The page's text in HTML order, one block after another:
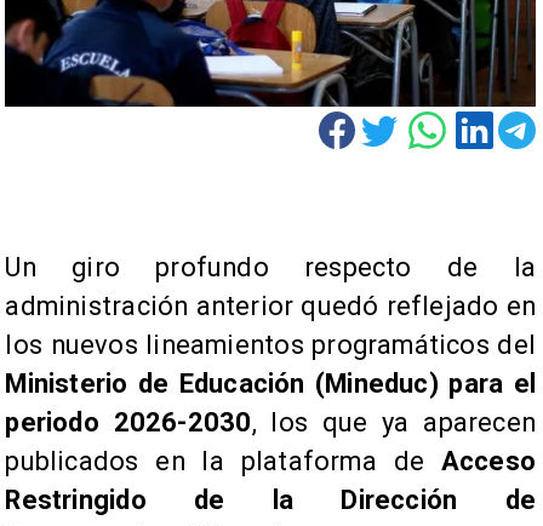
Un giro profundo respecto de la
administración anterior quedó reflejado en
los nuevos lineamientos programáticos del
Ministerio de Educación (Mineduc) para el
periodo 2026-2030, los que ya aparecen
publicados en la plataforma de Acceso
Restringido de la Dirección de